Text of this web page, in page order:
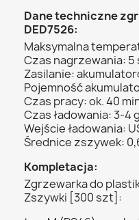
Dane techniczne
DED7526:
Maksymalna
Czas nagrzewania: 5
Zasilanie:
Pojemność
Czas pracy: ok. 40
Czas ładowania: 3-4
Wejście ładowania:
Średnice zszywek:
Kompletacja:
Zgrzewarka do
Zszywki [300 szt]: